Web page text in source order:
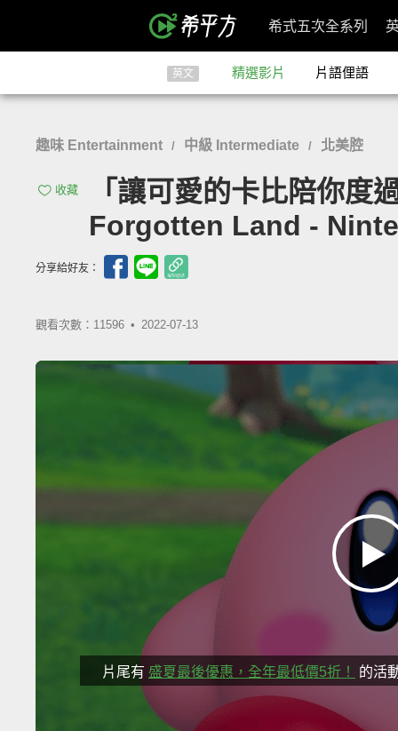
希式五次全系列
英文 精選影片 片語俚語
趣味 Entertainment / 中級 Intermediate / 北美腔
收藏
「讓可愛的卡比陪你
Forgotten Land -
分享給好友：
觀看次數：11596 • 2022-07-13
片尾有 盛夏最後優惠，全年最低價5折！ 的活